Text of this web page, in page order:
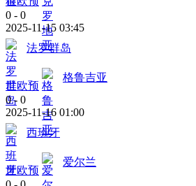
0 - 0
2025-11-15 03:45
法罗群岛
世欧预
格鲁吉亚
0 - 0
2025-11-16 01:00
西班牙
世欧预
爱尔兰